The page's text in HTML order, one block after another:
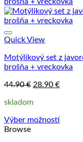
viacero
variantov.
Možnosti
si
vybrať
na
produktu.
Quick View
Motýlikový set z
brošňa + vreckovka
44.90€ Pôvodná
bola:
28.90 €
skladom
Výber možností
Tento
Browse